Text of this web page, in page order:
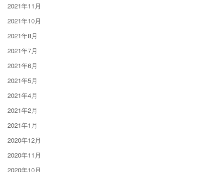
2021年11月
2021年10月
2021年8月
2021年7月
2021年6月
2021年5月
2021年4月
2021年2月
2021年1月
2020年12月
2020年11月
2020年10月